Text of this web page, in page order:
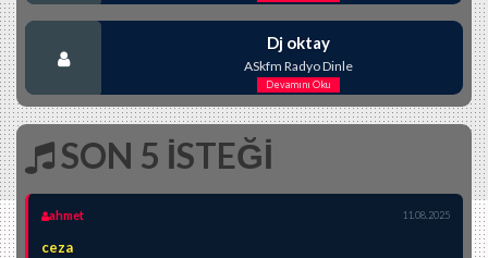
Dj oktay
ASkfm Radyo Dinle
Devamını Oku
SON 5 İSTEĞİ
ahmet 11.08.2025
ceza